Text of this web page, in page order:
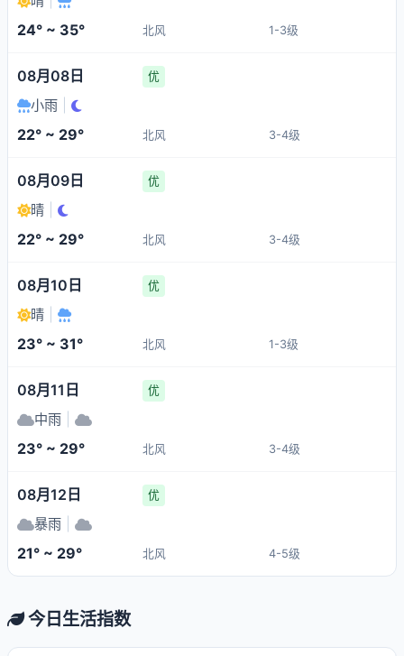
24° ~ 35° 北风 1-3级
08月08日 优
小雨
22° ~ 29° 北风 3-4级
08月09日 优
晴
22° ~ 29° 北风 3-4级
08月10日 优
晴
23° ~ 31° 北风 1-3级
08月11日 优
中雨
23° ~ 29° 北风 3-4级
08月12日 优
暴雨
21° ~ 29° 北风 4-5级
今日生活指数